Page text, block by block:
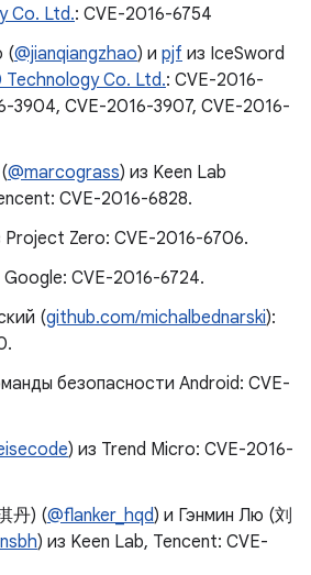
Co. Ltd.: CVE-2016-6754
(@jianqiangzhao) и pjf из IceSword
Technology Co. Ltd.: CVE-2016-
3904, CVE-2016-3907, CVE-2016-
@marcograss) из Keen Lab
CVE-2016-6828.
Zero: CVE-2016-6706.
CVE-2016-6724.
(github.com/michalbednarski):
безопасности Android: CVE-
) из Trend Micro: CVE-2016-
丹) (@flanker_hqd) и Гэнмин Лю (刘
) из Keen Lab, Tencent: CVE-